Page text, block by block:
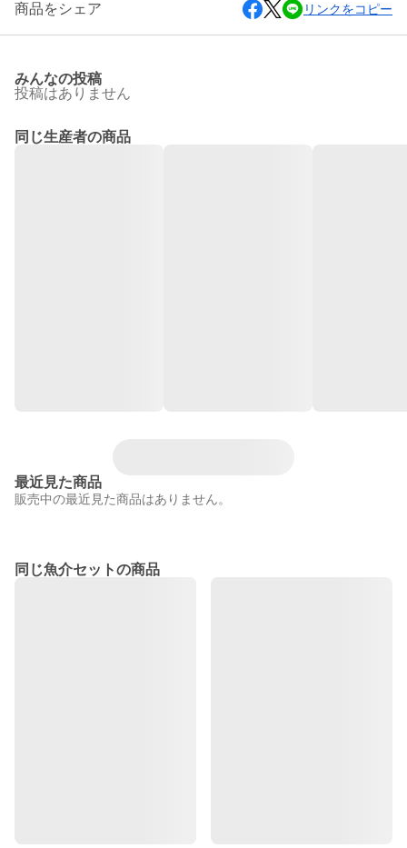
商品をシェア リンクをコピー
みんなの投稿
投稿はありません
同じ生産者の商品
最近見た商品
販売中の最近見た商品はありません。
同じ魚介セットの商品